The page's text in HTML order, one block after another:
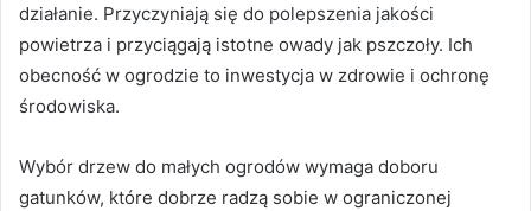
działanie. Przyczyniają się do polepszenia jakości
powietrza i przyciągają istotne owady jak pszczoły. Ich
obecność w ogrodzie to inwestycja w zdrowie i ochronę
środowiska.
Wybór drzew do małych ogrodów wymaga doboru
gatunków, które dobrze radzą sobie w ograniczonej